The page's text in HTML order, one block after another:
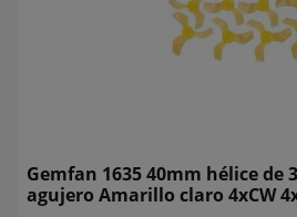
Gemfan 1635 40mm hélice de
agujero Amarillo claro 4xCW